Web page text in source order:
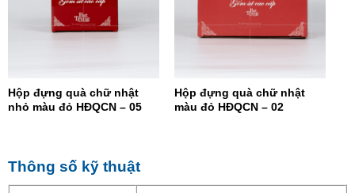
Hộp đựng quà chữ nhật
nhỏ màu đỏ HĐQCN – 05
Hộp đựng quà chữ nhật
màu đỏ HĐQCN – 02
Thông số kỹ thuật